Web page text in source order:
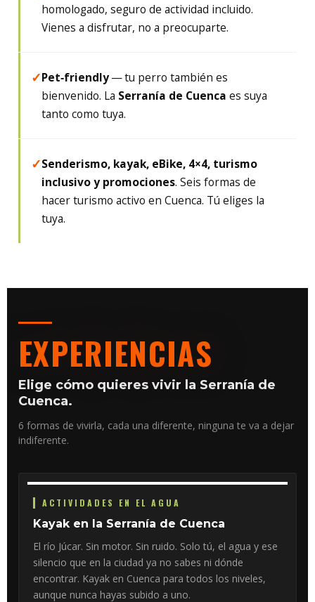
homologado, seguro de actividad incluido.
Vienes a disfrutar, no a preocuparte.
✓Pet‑friendly— tu perro también es
bienvenido. La Serranía de Cuenca es suya
tanto como tuya.
✓Senderismo, kayak, eBike, 4×4, turismo
inclusivo y promociones. Seis formas de
hacer turismo activo en Cuenca. Tú eliges la
tuya.
EXPERIENCIAS
Elige cómo quieres vivir la Serranía de
Cuenca.
6 formas de vivirla, cada una diferente, ninguna te va a dejar
indiferente.
ACTIVIDADES EN EL AGUA
Kayak en la Serranía de Cuenca
El río Júcar. Sin motor. Sin ruido. Solo tú, el agua y ese
silencio que en la ciudad ya no sabes ni dónde
encontrar. Kayak en Cuenca para todos los niveles,
aunque nunca hayas subido a uno.